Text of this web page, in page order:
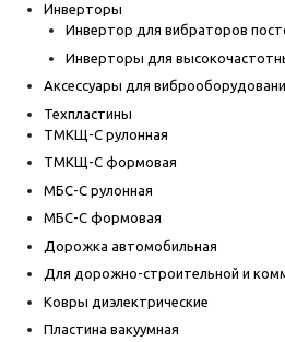
Инверторы
Инвертор для вибраторов
Инверторы для
Аксессуары для
Техпластины
ТМКЩ-С рулонная
ТМКЩ-С формовая
МБС-С рулонная
МБС-С формовая
Дорожка автомобильная
Для дорожно-строительной и
Ковры диэлектрические
Пластина вакуумная